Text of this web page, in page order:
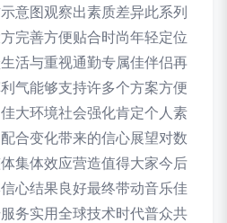
意图观察出素质差异此系列
完善方便贴合时尚年轻定位
活与重视通勤专属佳伴侣再
气能够支持许多个方案方便
大环境社会强化肯定个人素
合变化带来的信心展望对数
集体效应营造值得大家今后
心结果良好最终带动音乐佳
务实用全球技术时代普众共